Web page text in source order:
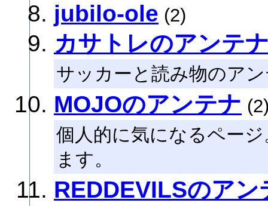
jubilo-ole (2)
カサトレのアンテ
サッカーと読み物のア
MOJOのアンテナ
個人的に気になるペー
ます。
REDDEVILSのアン